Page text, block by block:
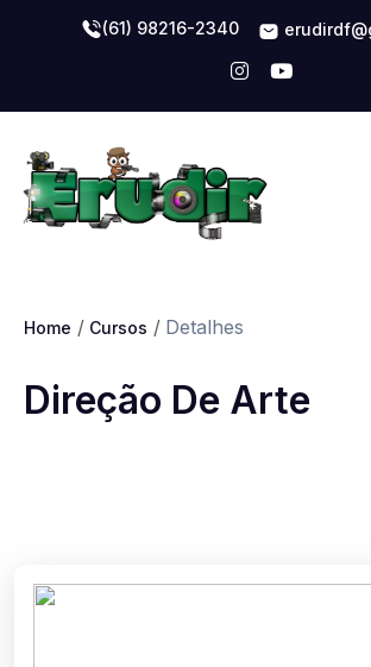
(61) 98216-2340
Home Cursos Detalhes
Direção De Arte